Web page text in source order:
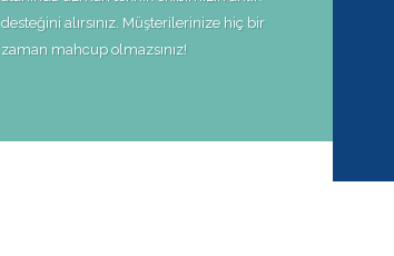
desteğini alırsınız. Müşterilerinize hiç bir
zaman mahcup olmazsınız!